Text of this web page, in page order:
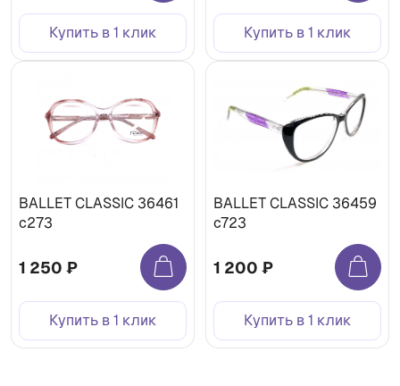
Купить в 1 клик Купить в 1 клик
BALLET CLASSIC 36461
с273
1 250 ₽
Купить в 1 клик
BALLET CLASSIC 36459
c723
1 200 ₽
Купить в 1 клик